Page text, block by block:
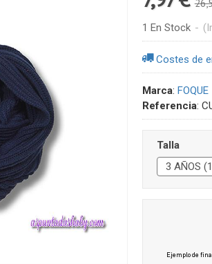
1 En Stock -
Costes de
Marca: FOQUE
Referencia:
Talla